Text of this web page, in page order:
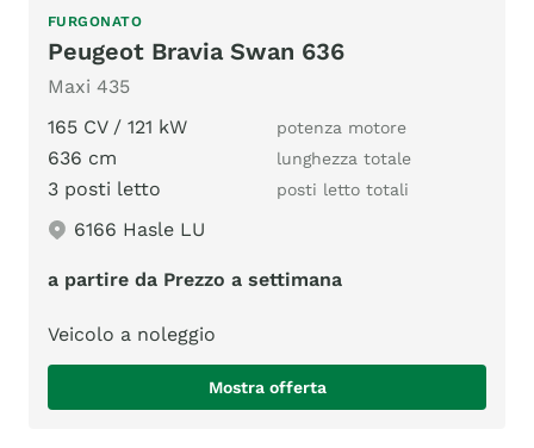
FURGONATO
Peugeot Bravia Swan 636
Maxi 435
165 CV / 121 kW
potenza motore
636 cm lunghezza totale
3 posti letto posti letto totali
6166 Hasle LU
a partire da Prezzo a settimana
Veicolo a noleggio
Mostra offerta